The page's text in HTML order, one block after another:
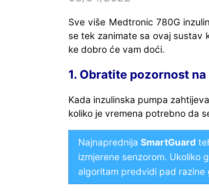
Sve više Medtronic 780G
se tek zanimate sa ovaj sustav
ke dobro će vam doći.
1. Obratite pozornost
Kada inzulinska pumpa
koliko je vremena potrebno da
Najnaprednija SmartGuard
izmjerene senzorom. Ukoliko
algoritam predvidi pad razine